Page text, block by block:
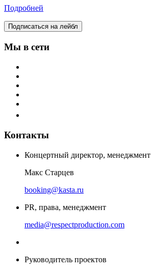
Подробней
Подписаться на лейбл
Мы в сети
Контакты
Концертный директор, менеджмент
Макс Старцев
booking@kasta.ru
PR, права, менеджмент
media@respectproduction.com
Руководитель проектов